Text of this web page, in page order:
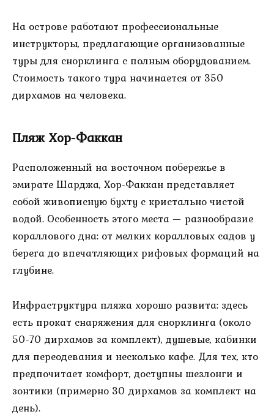
На острове работают профессиональные
инструкторы, предлагающие организованные
туры для снорклинга с полным оборудованием.
Стоимость такого тура начинается от 350
дирхамов на человека.
Пляж Хор-Факкан
Расположенный на восточном побережье в
эмирате Шарджа, Хор-Факкан представляет
собой живописную бухту с кристально чистой
водой. Особенность этого места — разнообразие
кораллового дна: от мелких коралловых садов у
берега до впечатляющих рифовых формаций на
глубине.
Инфраструктура пляжа хорошо развита: здесь
есть прокат снаряжения для снорклинга (около
50-70 дирхамов за комплект), душевые, кабинки
для переодевания и несколько кафе. Для тех, кто
предпочитает комфорт, доступны шезлонги и
зонтики (примерно 30 дирхамов за комплект на
день).